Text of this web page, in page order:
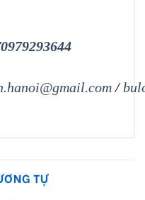
0979293644
/
TỰ